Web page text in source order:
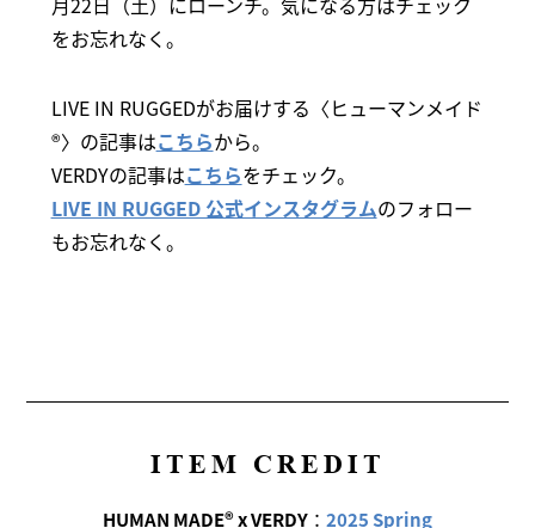
をお忘れなく。
LIVE IN RUGGEDがお届けする〈ヒューマンメイド
®〉の記事はこちらから。
VERDYの記事はこちらをチェック。
LIVE IN RUGGED 公式インスタグラムのフォロー
もお忘れなく。
ITEM CREDIT
HUMAN MADE® x VERDY： 2025 Spring